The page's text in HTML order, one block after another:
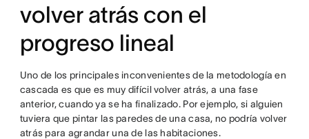
volver atrás con el
progreso lineal
Uno de los principales inconvenientes de la metodología en
cascada es que es muy difícil volver atrás, a una fase
anterior, cuando ya se ha finalizado. Por ejemplo, si alguien
tuviera que pintar las paredes de una casa, no podría volver
atrás para agrandar una de las habitaciones.